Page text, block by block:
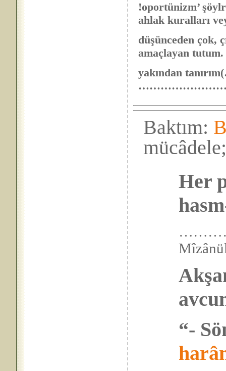
!oportünizm’
ahlak kuralları
düşünceden çok,
amaçlayan
yakından
Baktım:
Her
“-